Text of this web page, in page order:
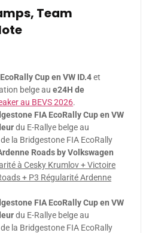
Team
Cup en VW ID.4et
belge aue24H de
au BEVS 2026.
FIA EcoRally Cup en VW
du E-Rallye belge au
la Bridgestone FIA EcoRally
Roads by Volkswagen
à Cesky Krumlov + Victoire
+ P3 Régularité Ardenne
FIA EcoRally Cup en VW
du E-Rallye belge au
la Bridgestone FIA EcoRally